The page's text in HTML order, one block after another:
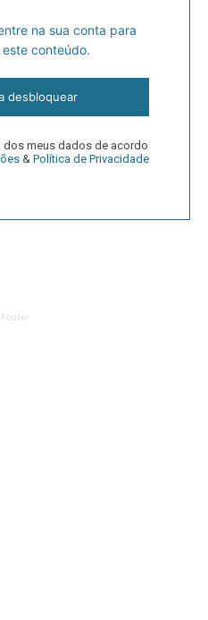
na sua conta para
conteúdo.
desbloquear
dos meus dados de acordo
& Política de Privacidade
Footer